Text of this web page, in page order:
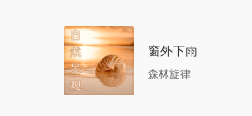
窗外下雨
森林旋律